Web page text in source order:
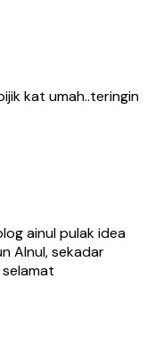
kat umah..teringin
ainul pulak idea
AInul, sekadar